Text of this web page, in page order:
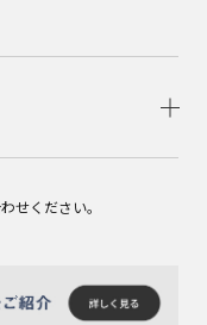
せください。